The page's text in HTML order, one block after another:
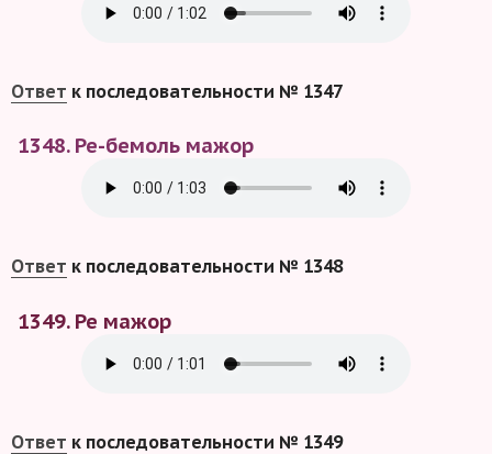
Ответ к последовательности № 1347
1348. Ре-бемоль мажор
Ответ к последовательности № 1348
1349. Ре мажор
Ответ к последовательности № 1349